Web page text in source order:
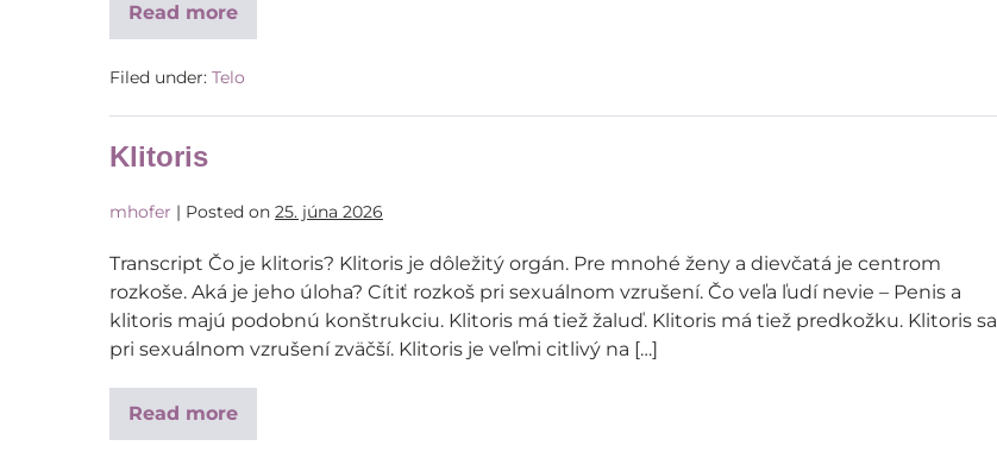
Read more
Filed under: Telo
Klitoris
mhofer | Posted on 25. júna 2026
Transcript Čo je klitoris? Klitoris je dôležitý orgán. Pre mnohé ženy a dievčatá je centrom
rozkoše. Aká je jeho úloha? Cítiť rozkoš pri sexuálnom vzrušení. Čo veľa ľudí nevie – Penis a
klitoris majú podobnú konštrukciu. Klitoris má tiež žaluď. Klitoris má tiež predkožku. Klitoris sa
pri sexuálnom vzrušení zväčší. Klitoris je veľmi citlivý na […]
Read more